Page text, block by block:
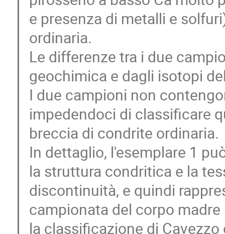
e presenza di metalli e
ordinaria.
Le differenze tra i due
geochimica e dagli isotopi
I due campioni non
impedendoci di classificare
breccia di condrite ordinaria.
In dettaglio, l'esemplare 1
la struttura condritica e la
discontinuità, e quindi
campionata del corpo
la classificazione di